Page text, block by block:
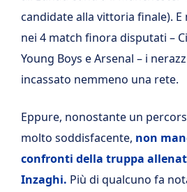
candidate alla vittoria finale).
nei 4 match finora disputati –
Young Boys e Arsenal – i
incassato nemmeno una rete.
Eppure, nonostante un
molto soddisfacente, non
confronti della truppa
Inzaghi. Più di qualcuno fa